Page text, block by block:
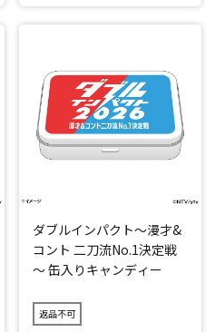
ダブルインパクト～漫才&
コント 二刀流No.1決定戦
～ 缶入りキャンディー
返品不可